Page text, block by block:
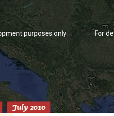
purposes only For
July 2010